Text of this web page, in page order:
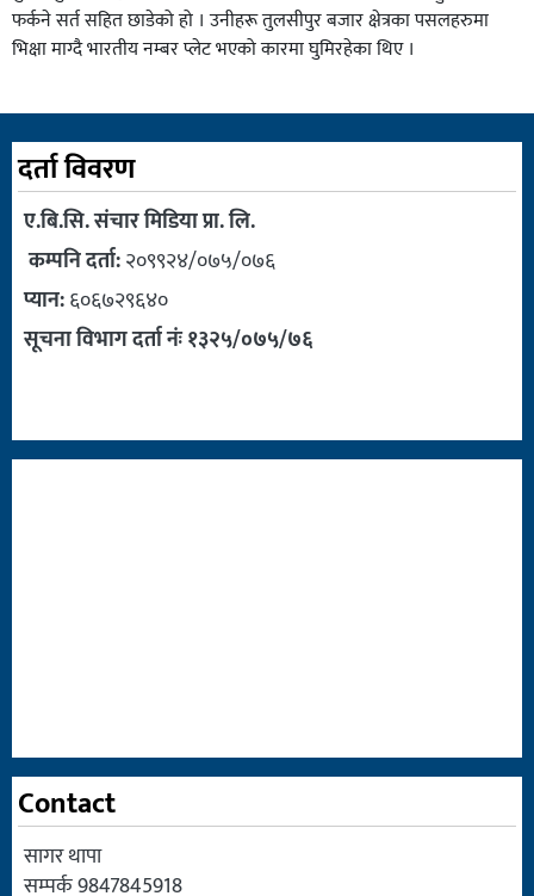
फर्कने सर्त सहित छाडेको हो । उनीहरू तुलसीपुर बजार क्षेत्रका पसलहरुमा
भिक्षा माग्दै भारतीय नम्बर प्लेट भएको कारमा घुमिरहेका थिए ।
दर्ता विवरण
ए.बि.सि. संचार मिडिया प्रा. लि.
कम्पनि दर्ता:२०९९२४/०७५/०७६
प्यान:६०६७२९६४०
सूचना विभाग दर्ता नंः १३२५/०७५/७६
Contact
सागर थापा
सम्पर्क 9847845918